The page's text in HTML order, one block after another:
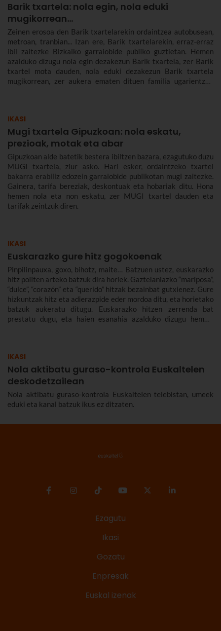
Barik txartela: nola egin, nola eduki
mugikorrean...
Zeinen erosoa den Barik txartelarekin ordaintzea autobusean,
metroan, tranbian... Izan ere, Barik txartelarekin, erraz-erraz
ibil zaitezke Bizkaiko garraiobide publiko guztietan. Hemen
azalduko dizugu nola egin dezakezun Barik txartela, zer Barik
txartel mota dauden, nola eduki dezakezun Barik txartela
mugikorrean, zer aukera ematen dituen familia ugarientzat,
IKASI
Mugi txartela Gipuzkoan: nola eskatu,
prezioak, motak eta abar
Gipuzkoan alde batetik bestera ibiltzen bazara, ezagutuko duzu
MUGI txartela, ziur asko. Hari esker, ordaintzeko txartel
bakarra erabiliz edozein garraiobide publikotan mugi zaitezke.
Gainera, tarifa bereziak, deskontuak eta hobariak ditu. Hona
hemen nola eta non eskatu, zer MUGI txartel dauden eta
tarifak zeintzuk diren.
IKASI
Euskarazko gure hitz gogokoenak
Pinpilinpauxa, goxo, bihotz, maite… Batzuen ustez, euskarazko
hitz politen arteko batzuk dira horiek. Gaztelaniazko “mariposa”,
“dulce”, “corazón” eta “querido” hitzak bezainbat gutxienez. Gure
hizkuntzak hitz eta adierazpide eder mordoa ditu, eta horietako
batzuk aukeratu ditugu. Euskarazko hitzen zerrenda bat
prestatu dugu, eta haien esanahia azalduko dizugu hemen.
IKASI
Nola aktibatu guraso-kontrola Euskaltelen
deskodetzailean
Nola aktibatu guraso-kontrola Euskaltelen telebistan, umeek
eduki eta kanal batzuk ikus ez ditzaten.
Ezagutu
Ikasi
Gozatu
Enpresak
Euskal izenak